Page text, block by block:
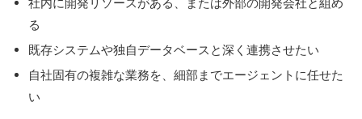
る
既存システムや独自データベースと深く連携させたい
自社固有の複雑な業務を、細部までエージェントに任せた
い